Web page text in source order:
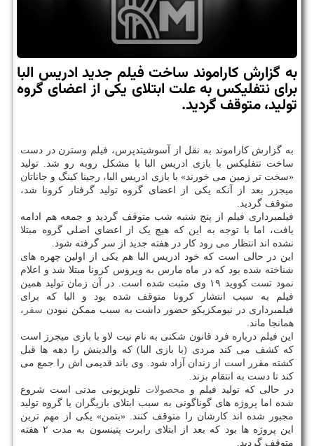
به گزارش كاراموند ساخت فیلم جدید ادریس البا
برای نتفلیكس به علت ابتلای یكی از اعضای گروه
تولید، متوقف گردید.
به گزارش کاراموند به نقل از آسوشیتدپرس، فیلم وسترن در دست
ساخت نتفلیکس با بازی ادریس البا با مشکل روبه رو شد. تولید
«سخت تر زمین می خورند» با بازی ادریس البا، رجینا کینگ و جاناتان
میجزر بعد از آنکه یکی از اعضای گروه تولید گرفتار کرونا شد،
متوقف گردید.
فیلمبرداری فیلم از پنج شنبه شب متوقف گردید و جمعه هم ادامه
یافت، اما با توجه به این که هیچ یک از اعضای اصلی گروه مبتلا
نشده اند انتظار می رود کار در هفته جدید از سر گرفته شود.
این در حالی است که خود ادریس البا هم یکی از اولین چهره های
شناخته شده بود که در ماه مارس به ویروس کرونا مبتلا شد و اعلام
نمود تست کووید ۱۹ وی مثبت شده است. در آن زمان تولید همین
فیلم به سبب انتشار کرونا متوقف شده بود و البا که برای
فیلمبرداری در نیومکزیکو حضور داشت به سبب ممکن نبودن سفر ،
همانجا ماند.
این فیلم درباره فرد قانون شکنی به نام نیت لاو با بازی میجرز است
که کشف می کند مردی (با بازی البا) که والدینش را دهه ها قبل
کشته مقرر است از زندان آزاد شود. وی باند قدیمی اش را جمع می
کند تا دست به انتقام بزند.
در حالی که تولید فیلم و محصولات تلویزیونی مدتی است شروع
شده اما پروژه های گوناگونی به سبب ابتلای بازیگران یا گروه تولید
مجبور شده اند کارشان را متوقف کنند. «بتمن» یکی از مهم ترین
این پروژه ها بود که بعد از ابتلای رابرت پتینسون به مدت ۲ هفته
متوقف گردید.